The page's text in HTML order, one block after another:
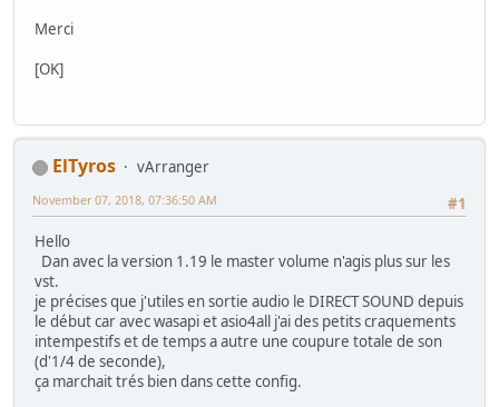
Merci
[OK]
ElTyros
vArranger
#1
November 07, 2018, 07:36:50 AM
Hello
Dan avec la version 1.19 le master volume n'agis plus sur les
vst.
je précises que j'utiles en sortie audio le DIRECT SOUND depuis
le début car avec wasapi et asio4all j'ai des petits craquements
intempestifs et de temps a autre une coupure totale de son
(d'1/4 de seconde),
ça marchait trés bien dans cette config.